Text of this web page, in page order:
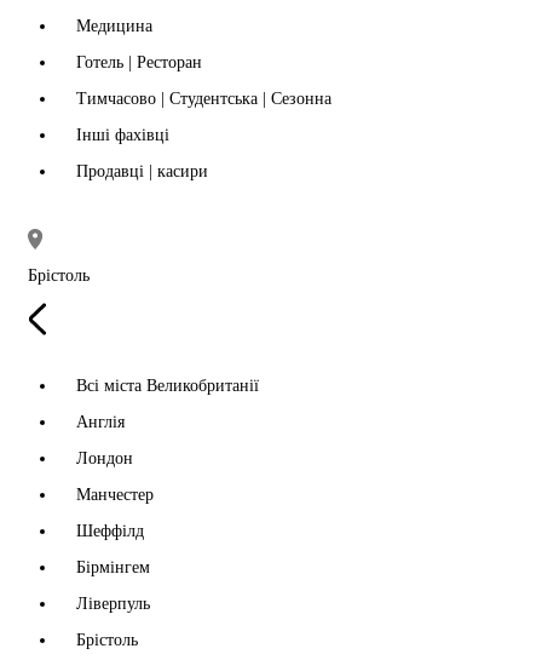
Медицина
Готель | Ресторан
Тимчасово | Студентська | Сезонна
Інші фахівці
Продавці | касири
Брістоль
Всі міста Великобританії
Англія
Лондон
Манчестер
Шеффілд
Бірмінгем
Ліверпуль
Брістоль